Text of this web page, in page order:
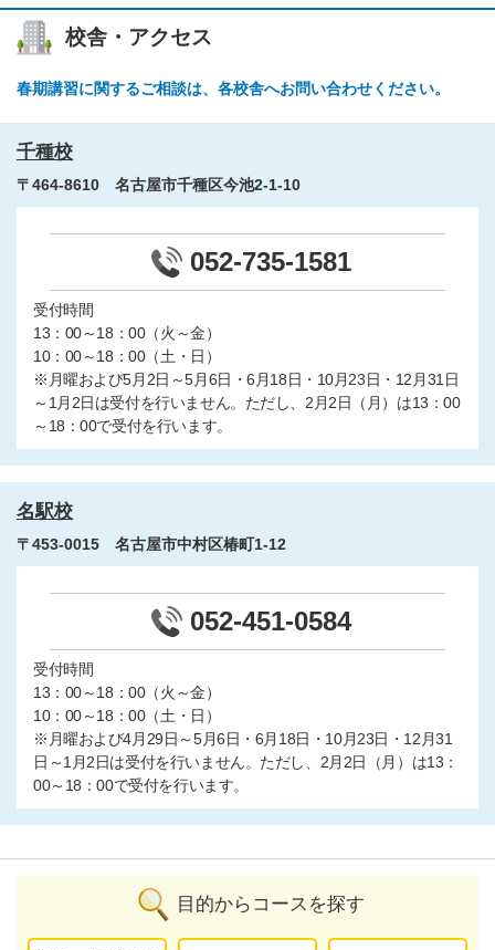
校舎・アクセス
春期講習に関するご相談は、各校舎へお問い合わせください。
千種校
〒464-8610 名古屋市千種区今池2-1-10
052-735-1581
受付時間
13：00～18：00（火～金）
10：00～18：00（土・日）
※月曜および5月2日～5月6日・6月18日・10月23日・12月31日
～1月2日は受付を行いません。ただし、2月2日（月）は13：00
～18：00で受付を行います。
名駅校
〒453-0015 名古屋市中村区椿町1-12
052-451-0584
受付時間
13：00～18：00（火～金）
10：00～18：00（土・日）
※月曜および4月29日～5月6日・6月18日・10月23日・12月31
日～1月2日は受付を行いません。ただし、2月2日（月）は13：
00～18：00で受付を行います。
目的からコースを探す